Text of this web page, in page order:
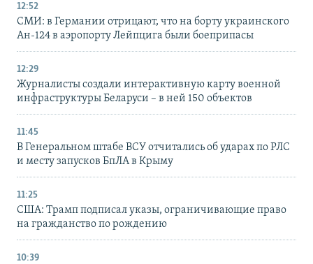
12:52
СМИ: в Германии отрицают, что на борту украинского
Ан-124 в аэропорту Лейпцига были боеприпасы
12:29
Журналисты создали интерактивную карту военной
инфраструктуры Беларуси – в ней 150 объектов
11:45
В Генеральном штабе ВСУ отчитались об ударах по РЛС
и месту запусков БпЛА в Крыму
11:25
США: Трамп подписал указы, ограничивающие право
на гражданство по рождению
10:39